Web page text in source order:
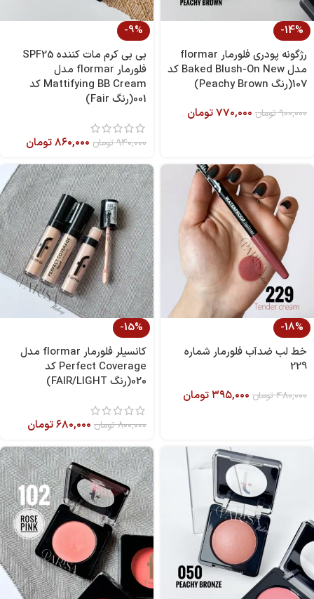
-14%
رژگونه پودری فلورمار flormar
مدل Baked Blush-On New کد
107(رنگ Peachy Brown)
۹۰۰,۰۰۰تومان ۷۷۰,۰۰۰تومان
-9%
بی بی کرم مات کننده SPF25
فلورمار flormar مدل
Mattifying BB Cream کد
001(رنگ Fair)
۹۴۰,۰۰۰تومان ۸۶۰,۰۰۰تومان
-18%
خط لب ضدآب فلورمار شماره
229
۴۸۰,۰۰۰تومان ۳۹۵,۰۰۰تومان
-15%
کانسیلر فلورمار flormar مدل
Perfect Coverage کد
020(رنگ FAIR/LIGHT)
۸۰۰,۰۰۰تومان ۶۸۰,۰۰۰تومان